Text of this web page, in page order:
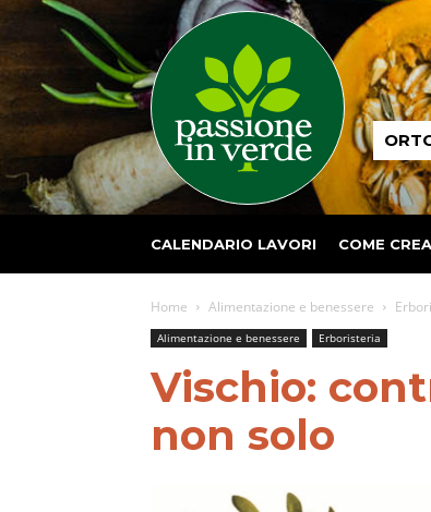
Passione
in
CALENDARIO LAVORI COME
Home Alimentazione e benessere
Alimentazione e benessere Erboristeria
Vischio:
non solo